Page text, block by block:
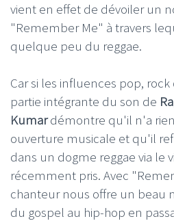
vient en effet de dévoiler un
"Remember Me" à travers
quelque peu du reggae.
Car si les influences pop,
partie intégrante du son de
Kumardémontre qu'il n'a
ouverture musicale et qu'il
dans un dogme reggae via le
récemment pris. Avec
chanteur nous offre un beau
du gospel au hip-hop en